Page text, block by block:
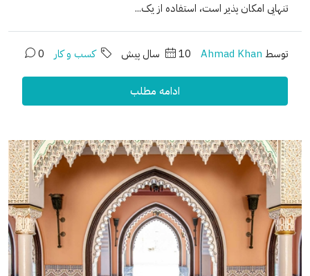
تنهایی امکان پذیر است، استفاده از یک...
توسط Ahmad Khan 10 سال پیش کسب و کار 0
ادامه مطلب